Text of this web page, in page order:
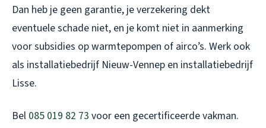
Dan heb je geen garantie, je verzekering dekt
eventuele schade niet, en je komt niet in aanmerking
voor subsidies op warmtepompen of airco’s. Werk ook
als installatiebedrijf Nieuw-Vennep en installatiebedrijf
Lisse.
Bel 085 019 82 73 voor een gecertificeerde vakman.